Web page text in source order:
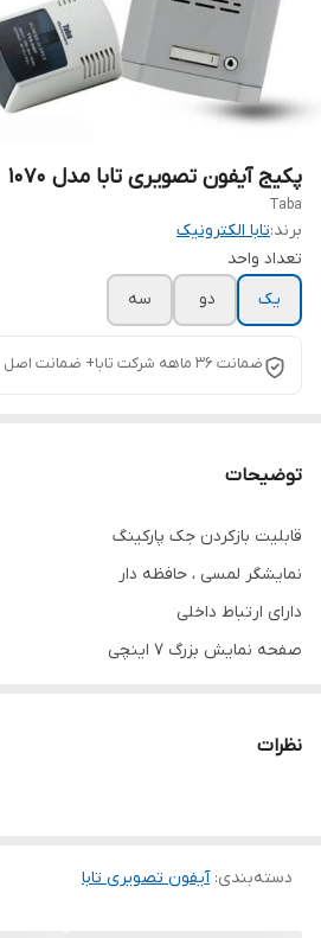
پکیج آیفون تصویری تابا مدل ۱۰۷۰
Taba
برند:تابا الکترونیک
تعداد واحد
یک
دو سه
ضمانت ۳۶ ماهه شرکت تابا+ ضمانت اصل بودن
توضیحات
قابلیت بازکردن جک پارکینگ
نمایشگر لمسی ، حافظه دار
دارای ارتباط داخلی
صفحه نمایش بزرگ 7 اینچی
قابلیت فیلمبرداری همراه با صدای مراجعه
دارای زبان فارسی و انگلیسی
نظرات
دسته‌بندی:آیفون تصویری تابا